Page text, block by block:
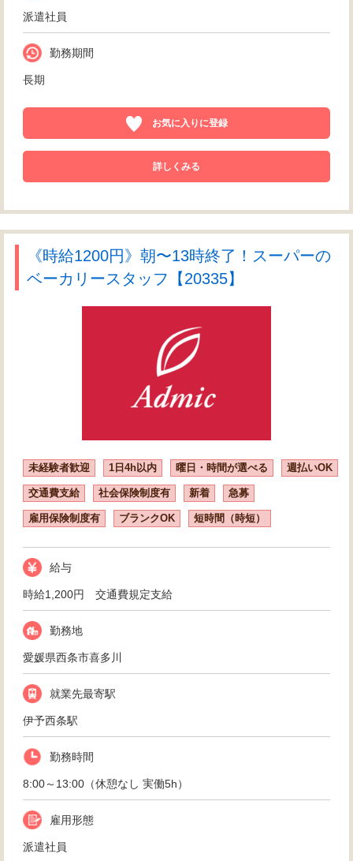
派遣社員
勤務期間
長期
お気に入りに登録
詳しくみる
《時給1200円》朝〜13時終了！スーパーの
ベーカリースタッフ【20335】
未経験者歓迎 1日4h以内 曜日・時間が選べる 週払いOK
交通費支給 社会保険制度有 新着 急募
雇用保険制度有 ブランクOK 短時間（時短）
給与
時給1,200円 交通費規定支給
勤務地
愛媛県西条市喜多川
就業先最寄駅
伊予西条駅
勤務時間
8:00～13:00（休憩なし 実働5h）
雇用形態
派遣社員